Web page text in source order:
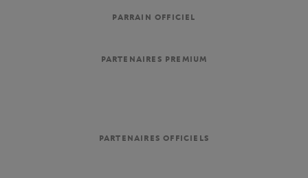
PARRAIN OFFICIEL
PARTENAIRES PREMIUM
PARTENAIRES OFFICIELS